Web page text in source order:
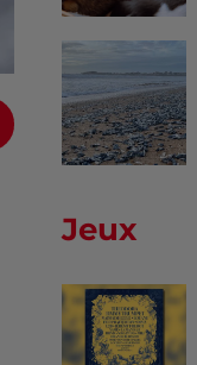
Jeux